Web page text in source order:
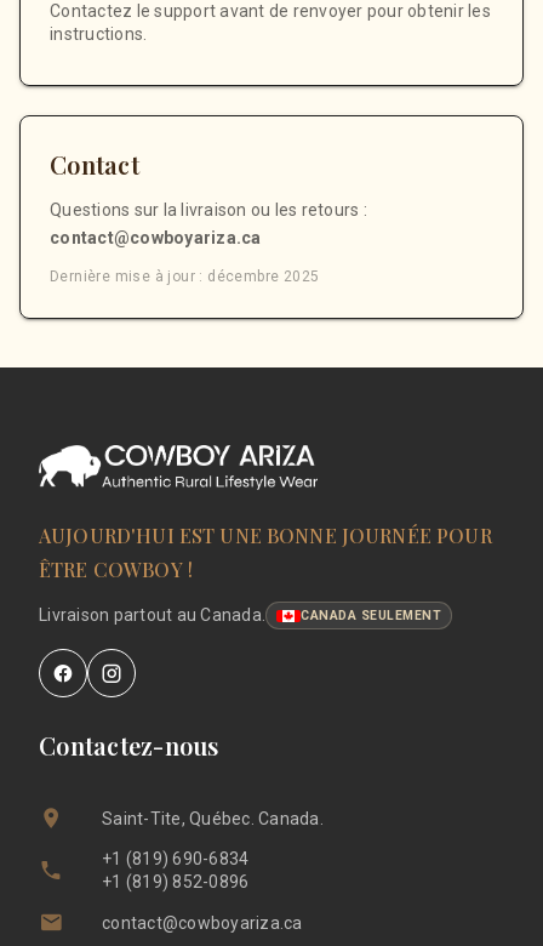
Contactez le support avant de renvoyer pour obtenir les
instructions.
Contact
Questions sur la livraison ou les retours :
contact@cowboyariza.ca
Dernière mise à jour : décembre 2025
AUJOURD'HUI EST UNE BONNE JOURNÉE POUR
ÊTRE COWBOY !
Livraison partout au Canada. CANADA SEULEMENT
Contactez-nous
Saint-Tite, Québec. Canada.
+1 (819) 690-6834
+1 (819) 852-0896
contact@cowboyariza.ca